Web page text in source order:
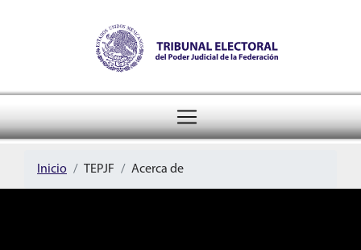
Tribunal Electoral del
Inicio TEPJF Acerca de